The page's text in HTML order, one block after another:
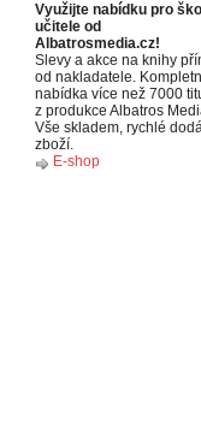
Využijte nabídku pro
učitele od
Albatrosmedia.cz!
Slevy a akce na knihy
od nakladatele.
nabídka více než 7000
z produkce Albatros
Vše skladem, rychlé
zboží.
E-shop